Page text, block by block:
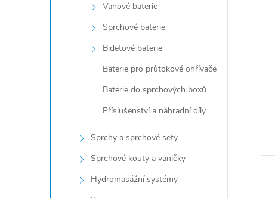
Vanové baterie
Sprchové baterie
Bidetové baterie
Baterie pro průtokové ohřívače
Baterie do sprchových boxů
Příslušenství a náhradní díly
Sprchy a sprchové sety
Sprchové kouty a vaničky
Hydromasážní systémy